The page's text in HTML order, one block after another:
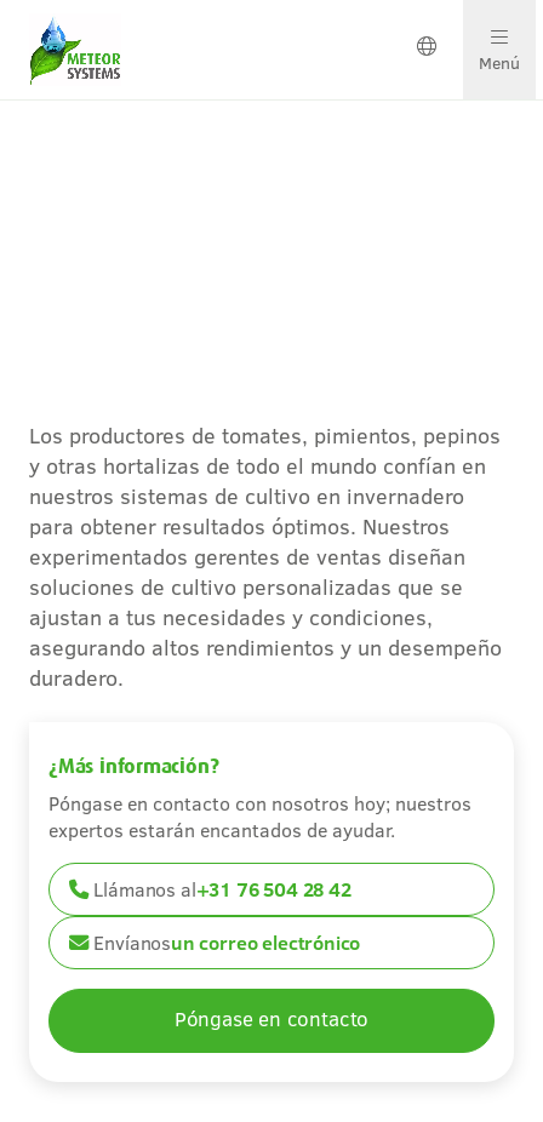
Menú
Nuestro equipo
Proyectos y actualizaciones
Carreras
Contacto
Los productores de tomates, pimientos, pepinos
y otras hortalizas de todo el mundo confían en
nuestros sistemas de cultivo en invernadero
para obtener resultados óptimos. Nuestros
experimentados gerentes de ventas diseñan
soluciones de cultivo personalizadas que se
ajustan a tus necesidades y condiciones,
asegurando altos rendimientos y un desempeño
duradero.
¿Más información?
Póngase en contacto con nosotros hoy; nuestros
expertos estarán encantados de ayudar.
Llámanos al+31 76 504 28 42
Envíanosun correo electrónico
Póngase en contacto